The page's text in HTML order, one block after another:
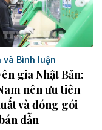
và Bình luận
gia Nhật Bản:
nên ưu tiên
và đóng gói
dẫn